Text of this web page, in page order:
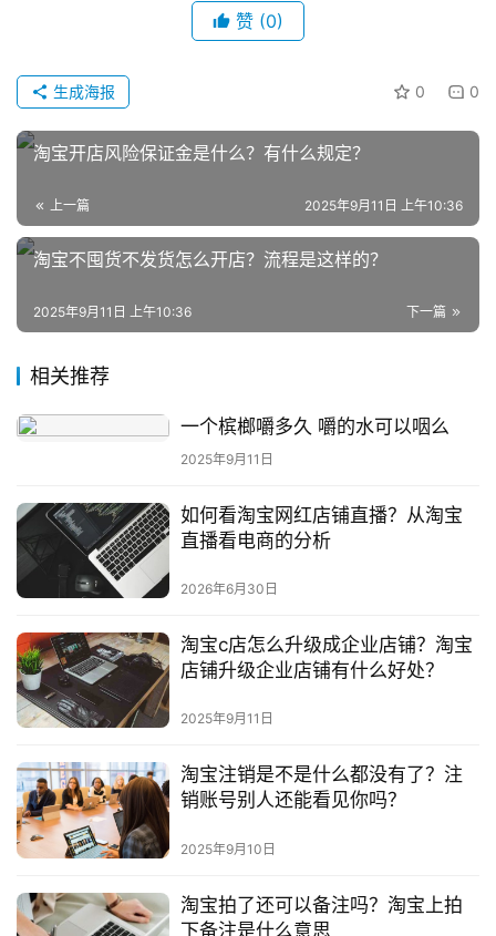
私
域
社
问
答
区
赞 (0)
0 0
生成海报
淘宝开店风险保证金是什么？有什么规定？
上一篇 2025年9月11日 上午10:36
淘宝不囤货不发货怎么开店？流程是这样的？
下一篇
2025年9月11日 上午10:36
相关推荐
一个槟榔嚼多久 嚼的水可以咽么
2025年9月11日
如何看淘宝网红店铺直播？从淘宝
直播看电商的分析
2026年6月30日
淘宝c店怎么升级成企业店铺？淘宝
店铺升级企业店铺有什么好处？
2025年9月11日
淘宝注销是不是什么都没有了？注
销账号别人还能看见你吗？
2025年9月10日
淘宝拍了还可以备注吗？淘宝上拍
下备注是什么意思